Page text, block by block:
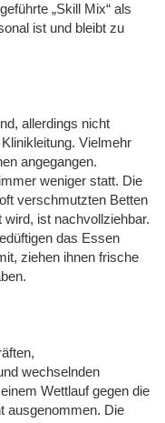
„Skill Mix“ als
ist und bleibt zu
allerdings nicht
Vielmehr
angegangen.
weniger statt. Die
verschmutzten Betten
ist nachvollziehbar.
das Essen
ziehen ihnen frische
wechselnden
Wettlauf gegen die
ausgenommen. Die